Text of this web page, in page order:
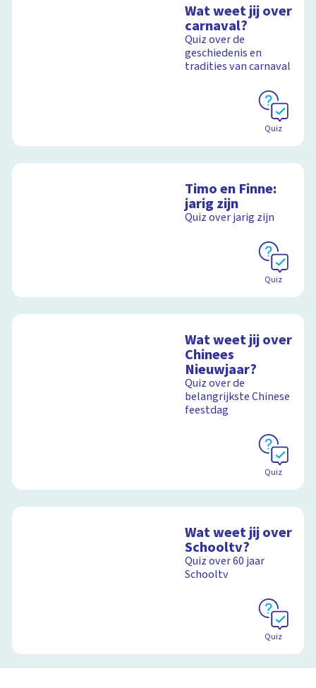
Wat weet jij over
carnaval?
Quiz over de
geschiedenis en
tradities van carnaval
Quiz
Timo en Finne:
jarig zijn
Quiz over jarig zijn
Quiz
Wat weet jij over
Chinees
Nieuwjaar?
Quiz over de
belangrijkste Chinese
feestdag
Quiz
Wat weet jij over
Schooltv?
Quiz over 60 jaar
Schooltv
Quiz